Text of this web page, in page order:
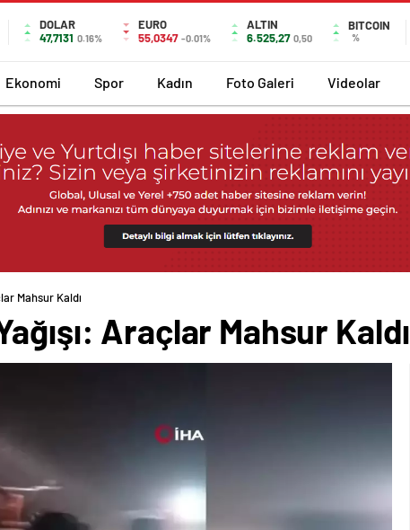
DOLAR
47,7131 0.16%
EURO
55,0347 -0.01%
ALTIN
6.525,27 0,50
BITCOIN
%
Ekonomi Spor Kadın Foto Galeri Videolar
Mahsur Kaldı
Araçlar Mahsur Kaldı